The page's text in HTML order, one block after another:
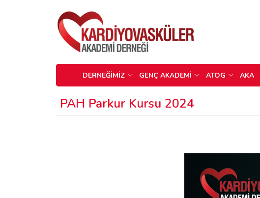
DERNEĞİMİZ GENÇ AKADEMİ ATOG AKA
PAH Parkur Kursu 2024